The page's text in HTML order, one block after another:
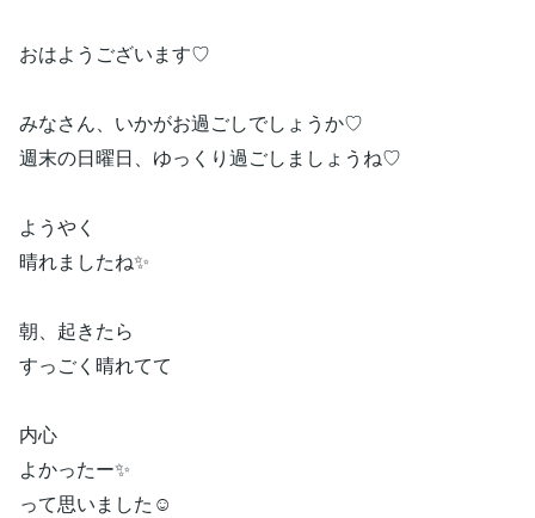
おはようございます♡
みなさん、いかがお過ごしでしょうか♡
週末の日曜日、ゆっくり過ごしましょうね♡
ようやく
晴れましたね✨
朝、起きたら
すっごく晴れてて
内心
よかったー✨
って思いました☺️